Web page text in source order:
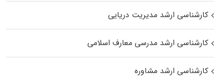
کارشناسی ارشد مدیریت دریایی
کارشناسی ارشد مدرسی معارف اسلامی
کارشناسی ارشد مشاوره